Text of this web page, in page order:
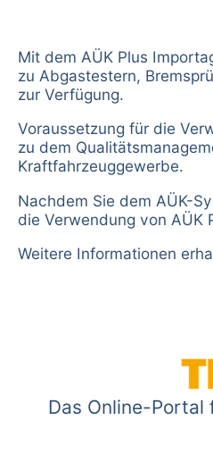
Mit dem AÜK Plus
zu Abgastestern,
zur Verfügung.
Voraussetzung für die
zu dem
Kraftfahrzeuggewerbe.
Nachdem Sie dem AÜK-
die Verwendung von AÜK
Weitere Informationen
Das Online-